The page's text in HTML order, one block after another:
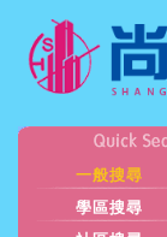
一般搜尋
學區搜尋